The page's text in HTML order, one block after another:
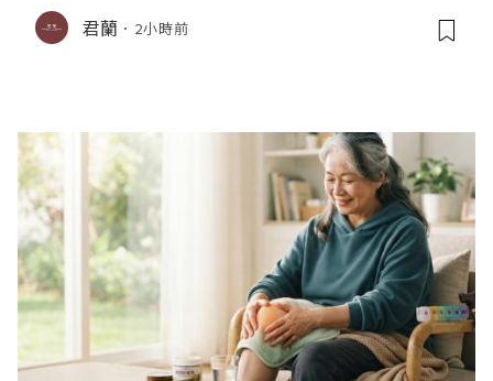
君蘭 2小時前